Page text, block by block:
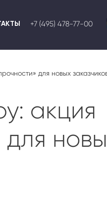
+7 (495) 478-77-00
для новых
акция